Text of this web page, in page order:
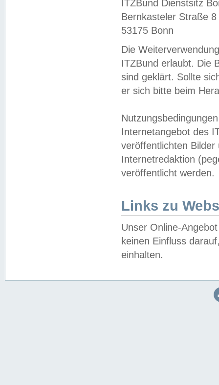
ITZBund Dienstsitz
Bernkasteler Straße 8
53175 Bonn
Die
ITZBund erlaubt. Die
sind geklärt. Sollte
er sich bitte beim
Internetangebot des
veröffentlichten
Internetredaktion
veröffentlicht werden.
Links zu
Unser Online-
keinen Einfluss
einhalten.